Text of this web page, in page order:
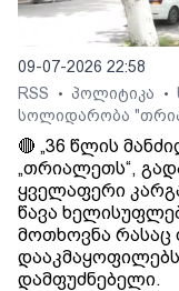
09-07-2026 22:58
RSS
• პოლიტიკა •
სოლიდარობა
🔴 „36 წლის
„თრიალეთს“,
ყველაფერი
წავა
მოთხოვნა
დამფუძნებელი.